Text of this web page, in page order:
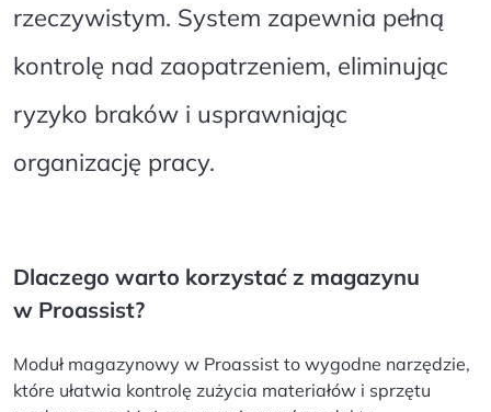
rzeczywistym. System zapewnia pełną
kontrolę nad zaopatrzeniem, eliminując
ryzyko braków i usprawniając
organizację pracy.
Dlaczego warto korzystać z magazynu
w Proassist?
Moduł magazynowy w Proassist to wygodne narzędzie,
które ułatwia kontrolę zużycia materiałów i sprzętu